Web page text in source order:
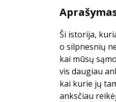
Ši istorija,
o silpnesnių
kai mūsų
vis daugiau
kai kurie jų
anksčiau